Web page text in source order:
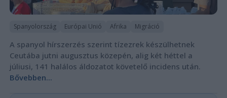
Spanyolország Európai Unió Afrika Migráció
A spanyol hírszerzés szerint tízezrek készülhetnek
Ceutába jutni augusztus közepén, alig két héttel a
júliusi, 141 halálos áldozatot követelő incidens után.
Bővebben...